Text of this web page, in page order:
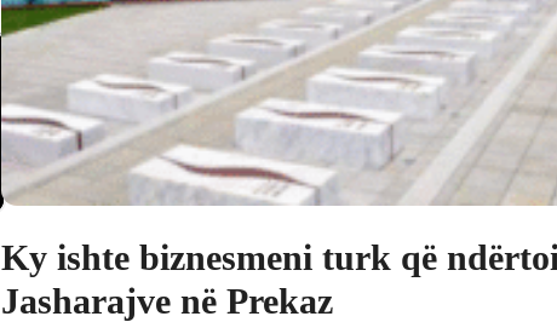
Ky ishte biznesmeni turk që
Jasharajve në Prekaz